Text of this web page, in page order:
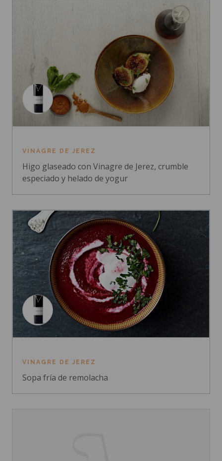
VINAGRE DE JEREZ
Higo glaseado con Vinagre de Jerez, crumble
especiado y helado de yogur
VINAGRE DE JEREZ
Sopa fría de remolacha